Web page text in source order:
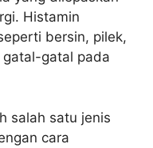
Histamin
bersin, pilek,
gatal pada
salah satu jenis
cara